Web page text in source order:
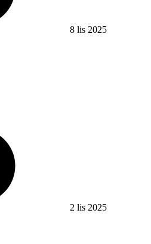
8 lis 2025
2 lis 2025